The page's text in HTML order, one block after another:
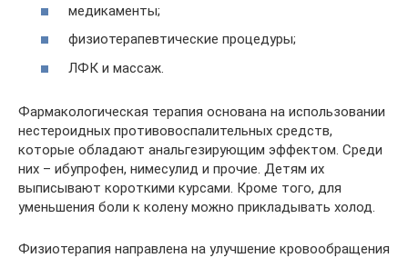
медикаменты;
физиотерапевтические процедуры;
ЛФК и массаж.
Фармакологическая терапия основана на использовании
нестероидных противовоспалительных средств,
которые обладают анальгезирующим эффектом. Среди
них – ибупрофен, нимесулид и прочие. Детям их
выписывают короткими курсами. Кроме того, для
уменьшения боли к колену можно прикладывать холод.
Физиотерапия направлена на улучшение кровообращения